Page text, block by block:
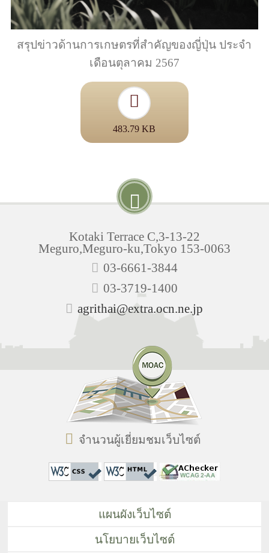
สรุปข่าวด้านการเกษตรที่สำคัญของญี่ปุ่น ประจำ
เดือนตุลาคม 2567
483.79 KB
Kotaki Terrace C,3-13-22
Meguro,Meguro-ku,Tokyo 153-0063
03-6661-3844
03-3719-1400
agrithai@extra.ocn.ne.jp
จำนวนผู้เยี่ยมชมเว็บไซต์
แผนผังเว็บไซต์
นโยบายเว็บไซต์